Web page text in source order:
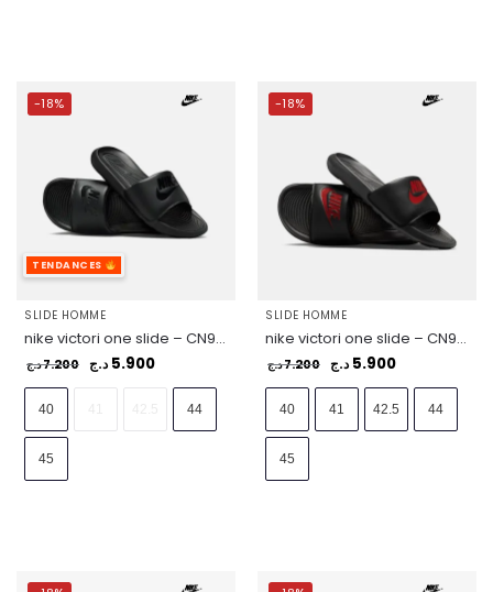
-18%
TENDANCES
SLIDE HOMME
nike victori one slide – CN9675-003
7.200د.ج 5.900 د.ج
40 44
45
-18%
SLIDE HOMME
nike victori one slide – CN9675-004
7.200د.ج 5.900 د.ج
40 41 42.5 44
45